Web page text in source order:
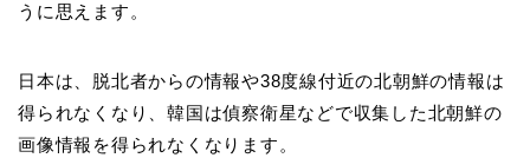
うに思えます。
日本は、脱北者からの情報や38度線付近の北朝鮮の情報は
得られなくなり、韓国は偵察衛星などで収集した北朝鮮の
画像情報を得られなくなります。